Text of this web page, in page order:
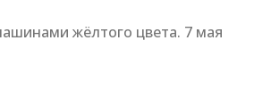
жёлтого цвета. 7 мая